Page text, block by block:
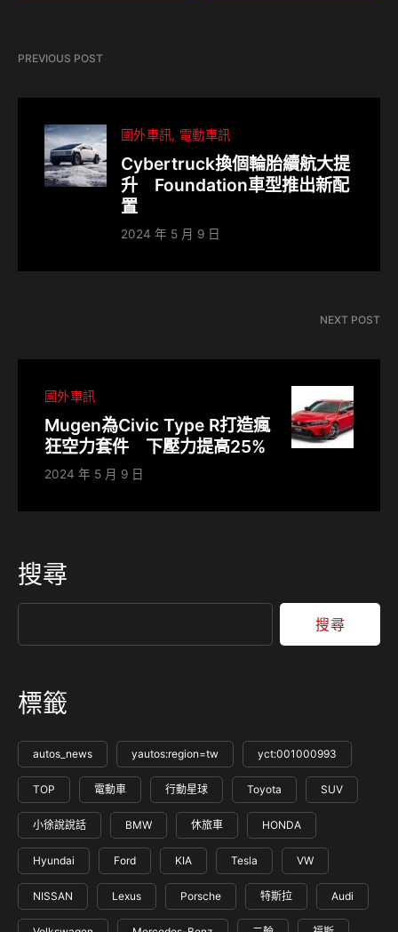
PREVIOUS POST
國外車訊 電動車訊
Cybertruck換個輪胎續航大提
升 Foundation車型推出新配
置
2024 年 5 月 9 日
NEXT POST
國外車訊
Mugen為Civic Type R打造瘋
狂空力套件 下壓力提高25%
2024 年 5 月 9 日
搜尋
搜尋
標籤
autos_news yautos:region=tw yct:001000993
TOP 電動車 行動星球 Toyota SUV
小徐說說話 BMW 休旅車 HONDA
Hyundai Ford KIA Tesla VW
NISSAN Lexus Porsche 特斯拉 Audi